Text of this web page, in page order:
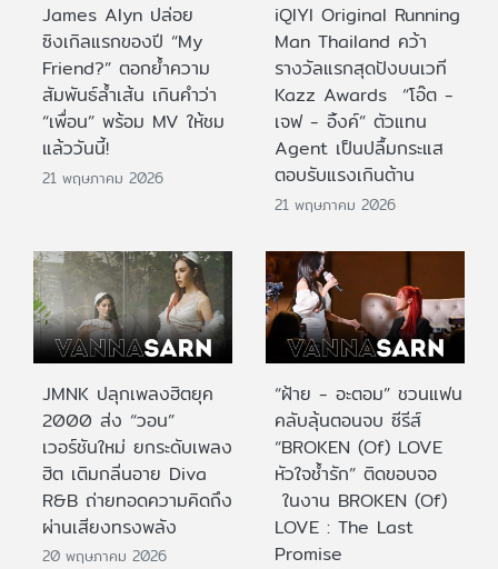
James Alyn ปล่อย
ซิงเกิลแรกของปี “My
Friend?” ตอกย้ำความ
สัมพันธ์ล้ำเส้น เกินคำว่า
“เพื่อน” พร้อม MV ให้ชม
แล้ววันนี้!
21 พฤษภาคม 2026
iQIYI Original Running
Man Thailand คว้า
รางวัลแรกสุดปังบนเวที
Kazz Awards “โอ๊ต -
เจฟ - อิ้งค์” ตัวแทน
Agent เป็นปลื้มกระแส
ตอบรับแรงเกินต้าน
21 พฤษภาคม 2026
JMNK ปลุกเพลงฮิตยุค
2000 ส่ง “วอน”
เวอร์ชันใหม่ ยกระดับเพลง
ฮิต เติมกลิ่นอาย Diva
R&B ถ่ายทอดความคิดถึง
ผ่านเสียงทรงพลัง
20 พฤษภาคม 2026
“ฝ้าย - อะตอม” ชวนแฟน
คลับลุ้นตอนจบ ซีรีส์
“BROKEN (Of) LOVE
หัวใจช้ำรัก” ติดขอบจอ
ในงาน BROKEN (Of)
LOVE : The Last
Promise